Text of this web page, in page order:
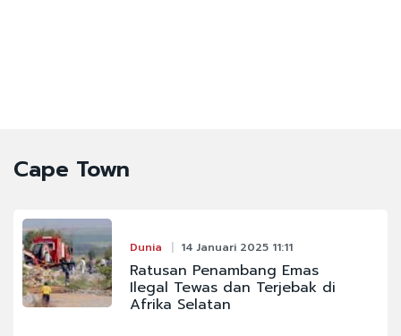
Cape Town
Dunia 14 Januari 2025 11:11
Ratusan Penambang Emas
Ilegal Tewas dan Terjebak di
Afrika Selatan